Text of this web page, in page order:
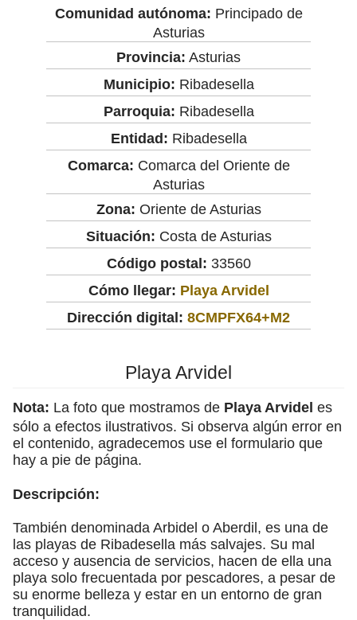
Comunidad autónoma: Principado de
Asturias
Provincia: Asturias
Municipio: Ribadesella
Parroquia: Ribadesella
Entidad: Ribadesella
Comarca: Comarca del Oriente de
Asturias
Zona: Oriente de Asturias
Situación: Costa de Asturias
Código postal: 33560
Cómo llegar: Playa Arvidel
Dirección digital: 8CMPFX64+M2
Playa Arvidel
Nota: La foto que mostramos de Playa Arvidel es
sólo a efectos ilustrativos. Si observa algún error en
el contenido, agradecemos use el formulario que
hay a pie de página.
Descripción:
También denominada Arbidel o Aberdil, es una de
las playas de Ribadesella más salvajes. Su mal
acceso y ausencia de servicios, hacen de ella una
playa solo frecuentada por pescadores, a pesar de
su enorme belleza y estar en un entorno de gran
tranquilidad.